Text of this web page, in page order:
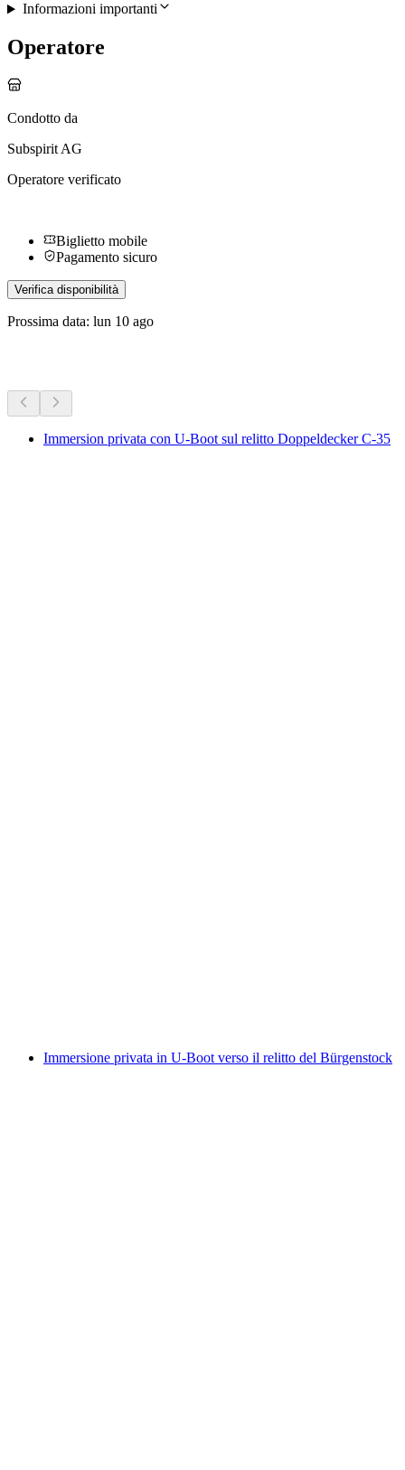
Informazioni importanti
Operatore
Condotto da
Subspirit AG
Operatore verificato
Biglietto mobile
Pagamento sicuro
Verifica disponibilità
Prossima data: lun 10 ago
Immersion privata con U-Boot sul relitto Doppeldecker C-35
Immersione privata in U-Boot verso il relitto del Bürgenstock